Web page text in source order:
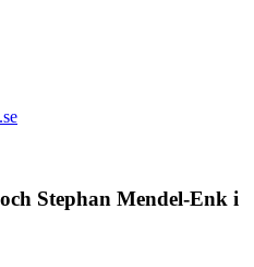
Stephan Mendel-Enk i